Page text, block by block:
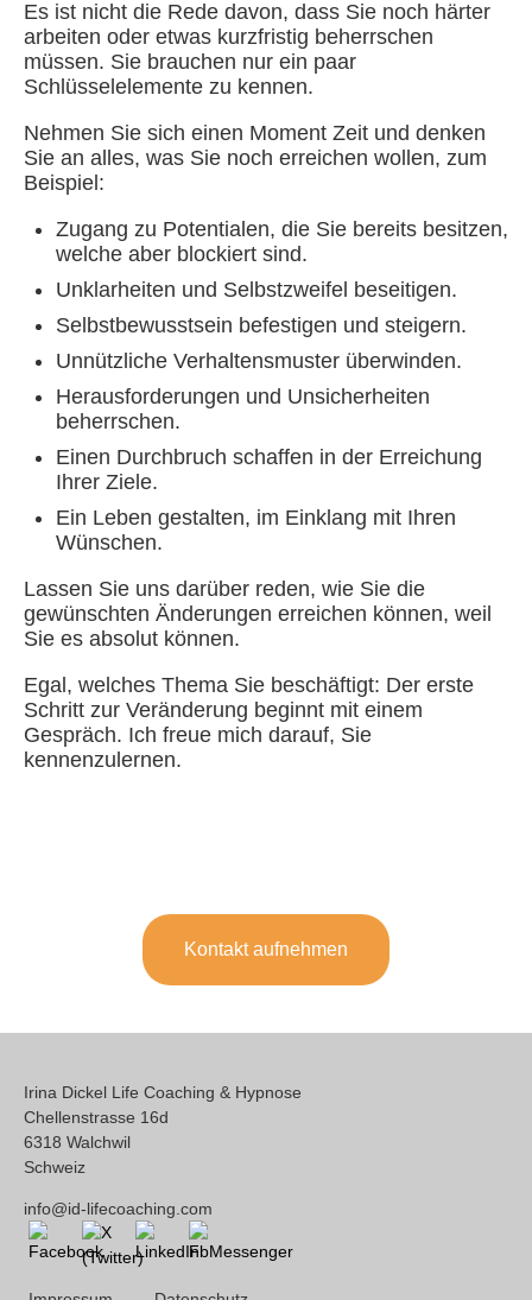
Es ist nicht die Rede davon, dass Sie noch härter
arbeiten oder etwas kurzfristig beherrschen
müssen. Sie brauchen nur ein paar
Schlüsselelemente zu kennen.
Nehmen Sie sich einen Moment Zeit und denken
Sie an alles, was Sie noch erreichen wollen, zum
Beispiel:
Zugang zu Potentialen, die Sie bereits besitzen,
welche aber blockiert sind.
Unklarheiten und Selbstzweifel beseitigen.
Selbstbewusstsein befestigen und steigern.
Unnützliche Verhaltensmuster überwinden.
Herausforderungen und Unsicherheiten
beherrschen.
Einen Durchbruch schaffen in der Erreichung
Ihrer Ziele.
Ein Leben gestalten, im Einklang mit Ihren
Wünschen.
Lassen Sie uns darüber reden, wie Sie die
gewünschten Änderungen erreichen können, weil
Sie es absolut können.
Egal, welches Thema Sie beschäftigt: Der erste
Schritt zur Veränderung beginnt mit einem
Gespräch. Ich freue mich darauf, Sie
kennenzulernen.
Kontakt aufnehmen
Irina Dickel Life Coaching & Hypnose
Chellenstrasse 16d
6318 Walchwil
Schweiz
info@id-lifecoaching.com